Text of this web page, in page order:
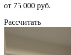
от 75 000 руб.
Рассчитать